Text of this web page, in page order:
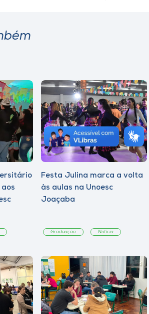
Festa Julina marca a volta
às aulas na Unoesc
Joaçaba
Graduação Notícia